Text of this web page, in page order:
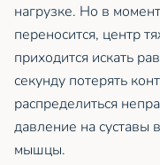
нагрузке. Но в
переносится, центр
приходится искать
секунду потерять
распределиться
давление на суставы
мышцы.